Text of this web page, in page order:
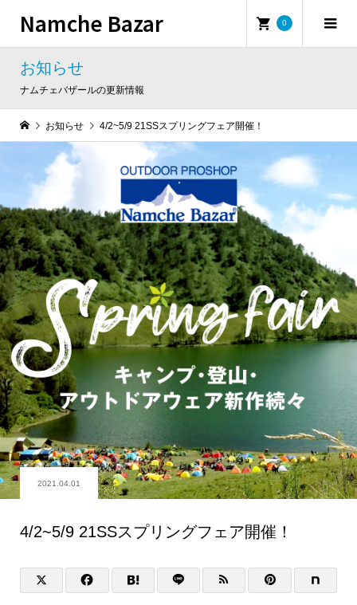
Namche Bazar 0
お知らせ
ナムチェバザールの更新情報
お知らせ 4/2~5/9 21SSスプリングフェア開催！
2021.04.01
4/2~5/9 21SSスプリングフェア開催！